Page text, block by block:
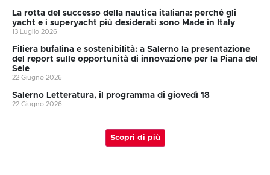
La rotta del successo della nautica italiana: perché gli
yacht e i superyacht più desiderati sono Made in Italy
13 Luglio 2026
Filiera bufalina e sostenibilità: a Salerno la presentazione
del report sulle opportunità di innovazione per la Piana del
Sele
22 Giugno 2026
Salerno Letteratura, il programma di giovedì 18
22 Giugno 2026
Scopri di più